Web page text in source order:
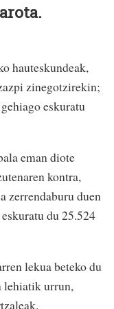
hauteskundeak,
zinegotzirekin;
eskuratu
eman diote
kontra,
zerrendaburu duen
du 25.524
lekua beteko du
lehiatik urrun,